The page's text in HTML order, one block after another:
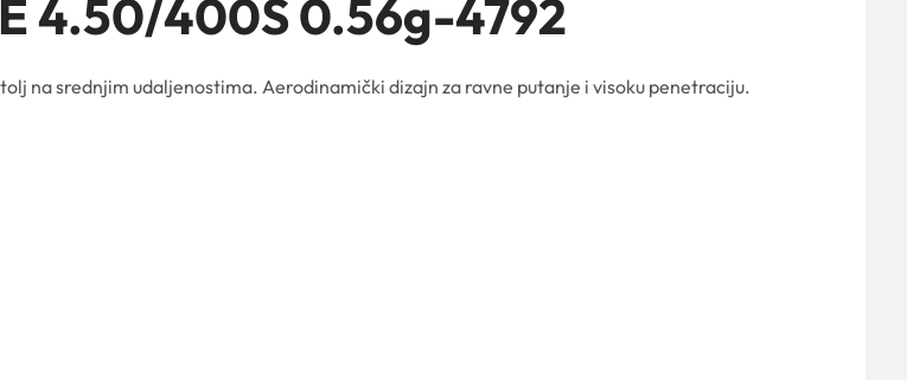
4.50/400S 0.56g-4792
na srednjim udaljenostima. Aerodinamički dizajn za ravne putanje i visoku penetraciju.